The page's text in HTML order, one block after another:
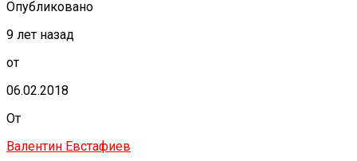
Опубликовано
9 лет назад
от
06.02.2018
От
Валентин Евстафиев